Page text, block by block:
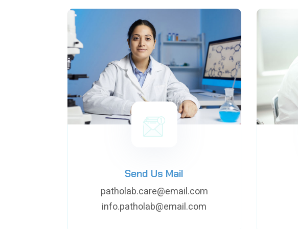
Send Us Mail
patholab.care@email.com
info.patholab@email.com